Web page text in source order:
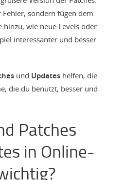
sondern fügen dem
hinzu, wie neue Levels oder
interessanter und besser
und Updateshelfen, die
die du benutzt, besser und
Patches
in Online-